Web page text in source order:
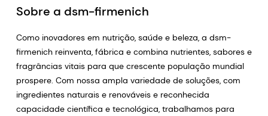
Sobre a dsm-firmenich
Como inovadores em nutrição, saúde e beleza, a dsm-
firmenich reinventa, fábrica e combina nutrientes, sabores e
fragrâncias vitais para que crescente população mundial
prospere. Com nossa ampla variedade de soluções, com
ingredientes naturais e renováveis e reconhecida
capacidade científica e tecnológica, trabalhamos para